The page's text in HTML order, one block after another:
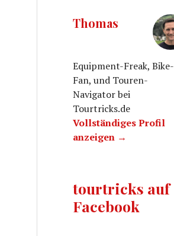
Thomas
Equipment-Freak, Bike-
Fan, und Touren-
Navigator bei
Tourtricks.de
Vollständiges Profil
anzeigen →
tourtricks auf
Facebook